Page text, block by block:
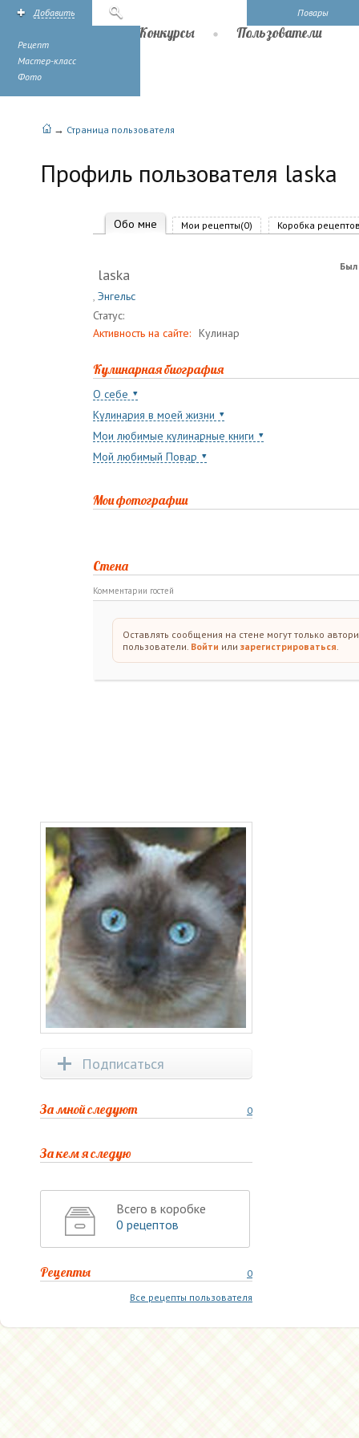
Повары
Добавить
Рецепт
Мастер-класс
Фото
Конкурсы Пользователи
→ Страница пользователя
Профиль пользователя laska
Обо мне Мои рецепты(0) Коробка
laska Был
, Энгельс
Статус:
Активность на сайте: Кулинар
Кулинарная биография
О себе
Кулинария в моей жизни
Мои любимые кулинарные книги
Мой любимый Повар
Мои фотографии
Стена
Комментарии гостей
Оставлять сообщения на стене могут только
пользователи. Войти или зарегистрироваться.
Подписаться
0
За мной следуют
За кем я следую
Всего в коробке
0 рецептов
0
Рецепты
Все рецепты пользователя